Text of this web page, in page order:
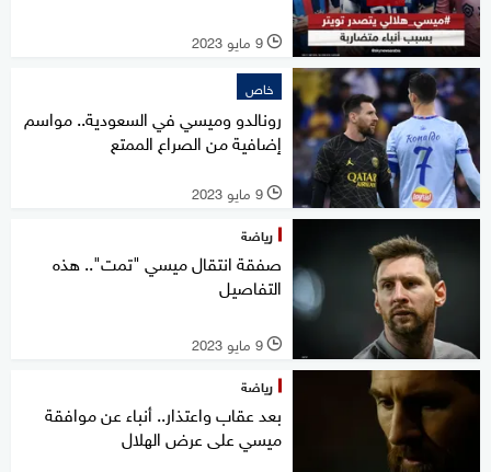
l 9 مايو 2023
خاص
رونالدو وميسي في السعودية.. مواسم
إضافية من الصراع الممتع
l 9 مايو 2023
رياضة
صفقة انتقال ميسي "تمت".. هذه
التفاصيل
l 9 مايو 2023
رياضة
بعد عقاب واعتذار.. أنباء عن موافقة
ميسي على عرض الهلال